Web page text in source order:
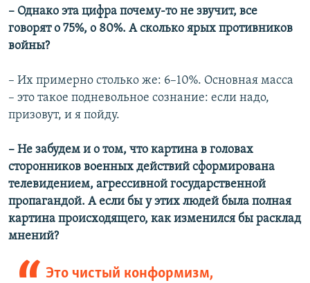
– Однако эта цифра почему-то не звучит, все
говорят о 75%, о 80%. А сколько ярых противников
войны?
– Их примерно столько же: 6–10%. Основная масса
– это такое подневольное сознание: если надо,
призовут, и я пойду.
– Не забудем и о том, что картина в головах
сторонников военных действий сформирована
телевидением, агрессивной государственной
пропагандой. А если бы у этих людей была полная
картина происходящего, как изменился бы расклад
мнений?
Это чистый конформизм,